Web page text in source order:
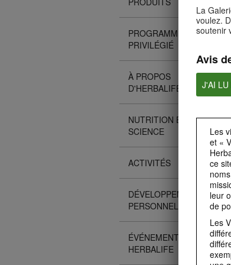
La
voulez.
soutenir
Avis
J'AI LU
Les
et «
ce
leur
de
Les
PROGRAMME CLIENT
PRIVILÉGIÉ
À PROPOS
D'HERBALIFE
NUTRITION ET
SCIENCE
ACTIVITÉS
DÉVELOPPEMENT
PERSONNEL
ÉVÉNEMENTS
HERBALIFE